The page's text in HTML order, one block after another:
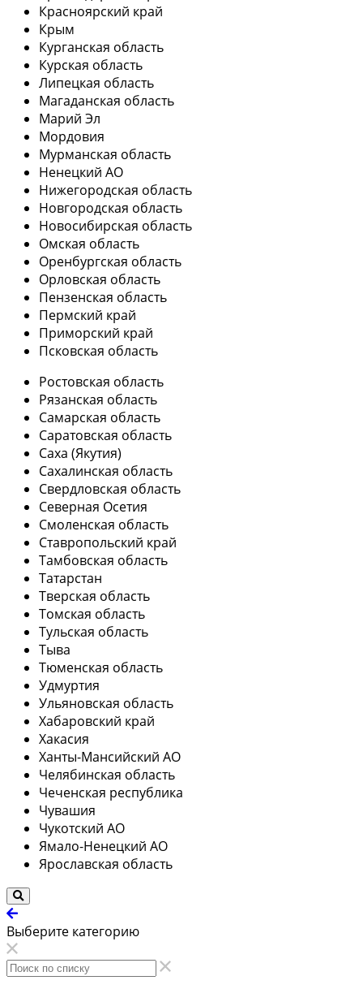
Красноярский край
Крым
Курганская область
Курская область
Липецкая область
Магаданская область
Марий Эл
Мордовия
Мурманская область
Ненецкий АО
Нижегородская область
Новгородская область
Новосибирская область
Омская область
Оренбургская область
Орловская область
Пензенская область
Пермский край
Приморский край
Псковская область
Ростовская область
Рязанская область
Самарская область
Саратовская область
Саха (Якутия)
Сахалинская область
Свердловская область
Северная Осетия
Смоленская область
Ставропольский край
Тамбовская область
Татарстан
Тверская область
Томская область
Тульская область
Тыва
Тюменская область
Удмуртия
Ульяновская область
Хабаровский край
Хакасия
Ханты-Мансийский АО
Челябинская область
Чеченская республика
Чувашия
Чукотский АО
Ямало-Ненецкий АО
Ярославская область
Выберите категорию